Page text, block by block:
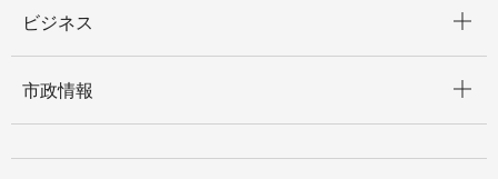
ビジネス
市政情報